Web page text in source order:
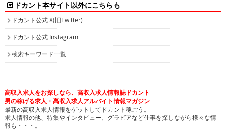
ドカント本サイト以外にこちらも
ドカント公式 X(旧Twitter)
ドカント公式 Instagram
検索キーワード一覧
高収入求人をお探しなら、高収入求人情報誌ドカント
男の稼げる求人・高収入求人アルバイト情報マガジン
最新の高収入求人情報をゲットしてドカント稼ごう。
求人情報の他、特集やインタビュー、グラビアなど仕事を探しながら様々な情
報も・・・。